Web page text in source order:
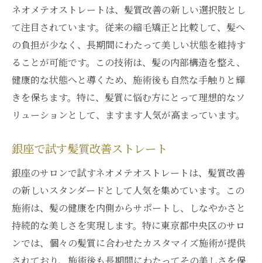
ネオメテオストレートは、髪質改善の新しい選択肢とし
て注目されています。従来の縮毛矯正と比較して、髪へ
の負担が少なく、長期間にわたって美しい状態を維持す
ることが可能です。この技術は、髪の内部構造を整え、
健康的な状態へと導くため、施術後も自然な手触りと輝
きを保ちます。特に、髪質に悩む方にとって理想的なソ
リューションとして、ますます人気が高まっています。
銀座で試す髪質改善ストレート
銀座のサロンで試すネオメテオストレートは、髪質改善
の新しいスタンダードとして人気を集めています。この
施術は、髪の健康を内側からサポートし、しなやかさと
持続的な美しさを実現します。特に東京都中央区のサロ
ンでは、個々の髪質に合わせたカスタマイズ施術が提供